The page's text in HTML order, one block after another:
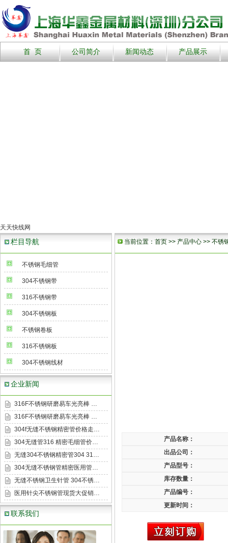
首 页 公司简介 新闻动态 产品展示
天天快线网
栏目导航
不锈钢毛细管
304不锈钢带
316不锈钢带
304不锈钢板
不锈钢卷板
316不锈钢板
304不锈钢线材
企业新闻
316F不锈钢研磨易车光亮棒 …
316F不锈钢研磨易车光亮棒 …
304f无缝不锈钢精密管价格走…
304无缝管316 精密毛细管价…
无缝304不锈钢精密管304 31…
304无缝不锈钢管精密医用管…
无缝不锈钢卫生针管 304不锈…
医用针尖不锈钢管现货大促销…
联系我们
当前位置： 首页 >> 产品中心 >> 不锈
产品名称：
出品公司：
产品型号：
库存数量：
产品编号：
更新时间：